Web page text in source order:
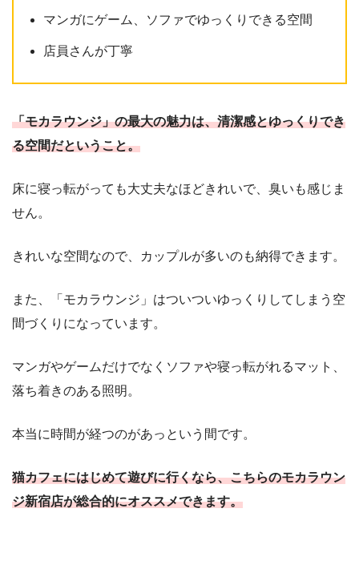
マンガにゲーム、ソファでゆっくりできる空間
店員さんが丁寧
「モカラウンジ」の最大の魅力は、清潔感とゆっくりでき
る空間だということ。
床に寝っ転がっても大丈夫なほどきれいで、臭いも感じま
せん。
きれいな空間なので、カップルが多いのも納得できます。
また、「モカラウンジ」はついついゆっくりしてしまう空
間づくりになっています。
マンガやゲームだけでなくソファや寝っ転がれるマット、
落ち着きのある照明。
本当に時間が経つのがあっという間です。
猫カフェにはじめて遊びに行くなら、こちらのモカラウン
ジ新宿店が総合的にオススメできます。